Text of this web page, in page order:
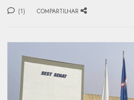
(1) COMPARTILHAR